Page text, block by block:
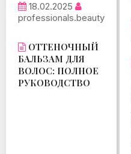
18.02.2025
professionals.beauty
ОТТЕНОЧНЫЙ
БАЛЬЗАМ ДЛЯ
ВОЛОС: ПОЛНОЕ
РУКОВОДСТВО